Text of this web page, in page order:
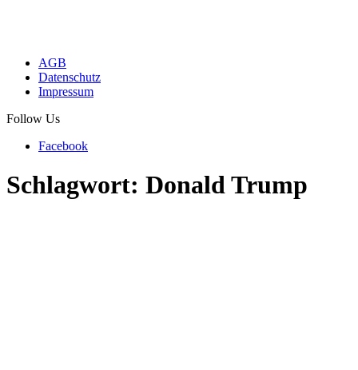
AGB
Datenschutz
Impressum
Follow Us
Facebook
Schlagwort: Donald Trump